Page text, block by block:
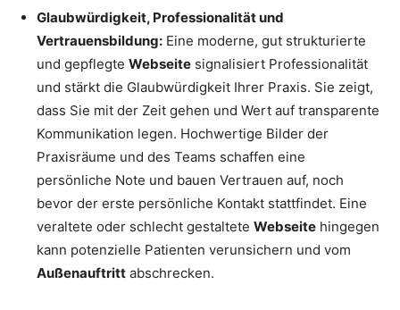
Glaubwürdigkeit, Professionalität und
Vertrauensbildung: Eine moderne, gut strukturierte
und gepflegte Webseite signalisiert Professionalität
und stärkt die Glaubwürdigkeit Ihrer Praxis. Sie zeigt,
dass Sie mit der Zeit gehen und Wert auf transparente
Kommunikation legen. Hochwertige Bilder der
Praxisräume und des Teams schaffen eine
persönliche Note und bauen Vertrauen auf, noch
bevor der erste persönliche Kontakt stattfindet. Eine
veraltete oder schlecht gestaltete Webseite hingegen
kann potenzielle Patienten verunsichern und vom
Außenauftritt abschrecken.